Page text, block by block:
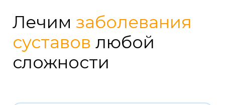
Лечим заболевания
суставов любой
сложности